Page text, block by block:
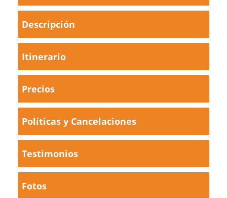
Descripción
Itinerario
Precios
Políticas y Cancelaciones
Testimonios
Fotos